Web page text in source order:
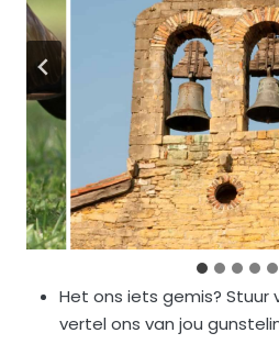
Het ons iets gemis? Stuur
vertel ons van jou